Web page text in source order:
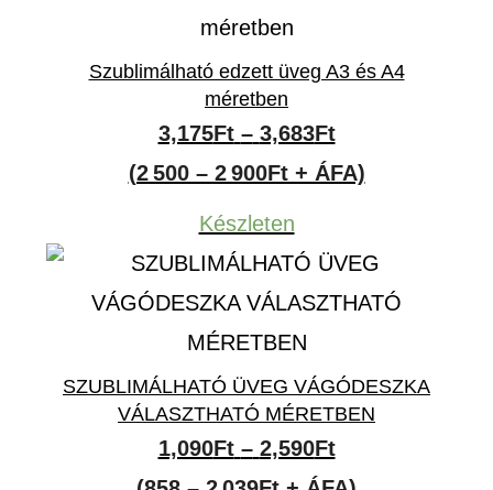
Szublimálható edzett üveg A3 és A4
méretben
3,175Ft – 3,683FtÁrtartomány:
3,175Ft
3,683Ft
(2 500 – 2 900Ft + ÁFA)
Készleten
SZUBLIMÁLHATÓ ÜVEG VÁGÓDESZKA
VÁLASZTHATÓ MÉRETBEN
1,090Ft – 2,590FtÁrtartomány: